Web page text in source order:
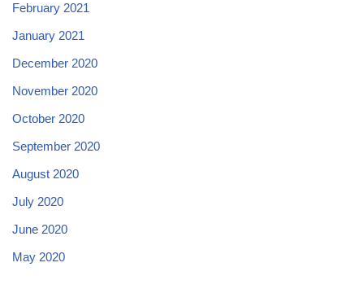
February 2021
January 2021
December 2020
November 2020
October 2020
September 2020
August 2020
July 2020
June 2020
May 2020